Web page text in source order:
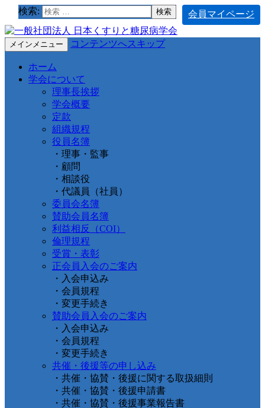
会員マイページ
検索:
メインメニュー コンテンツへスキップ
ホーム
学会について
理事長挨拶
学会概要
定款
組織規程
役員名簿
・理事・監事
・顧問
・相談役
・代議員（社員）
委員会名簿
賛助会員名簿
利益相反（COI）
倫理規程
受賞・表彰
正会員入会のご案内
・入会申込み
・会員規程
・変更手続き
賛助会員入会のご案内
・入会申込み
・会員規程
・変更手続き
共催・後援等の申し込み
・共催・協賛・後援に関する取扱細則
・共催・協賛・後援申請書
・共催・協賛・後援事業報告書